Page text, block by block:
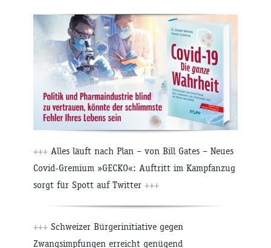
+++ Alles läuft nach Plan – von Bill Gates – Neues
Covid-Gremium »GECKO«: Auftritt im Kampfanzug
sorgt für Spott auf Twitter +++
+++ Schweizer Bürgerinitiative gegen
Zwangsimpfungen erreicht genügend